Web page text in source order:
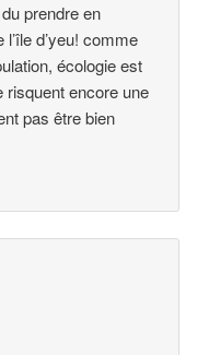
prendre en
d’yeu! comme
écologie est
risquent encore une
pas être bien